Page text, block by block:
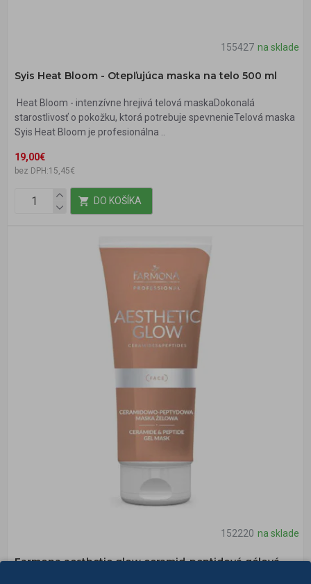
155427 na sklade
Syis Heat Bloom - Otepľujúca maska na telo 500 ml
Heat Bloom - intenzívne hrejivá telová maskaDokonalá
starostlivosť o pokožku, ktorá potrebuje spevnenieTelová maska
Syis Heat Bloom je profesionálna ..
19,00€
bez DPH:15,45€
DO KOŠÍKA
152220 na sklade
Farmona aesthetic glow ceramid-peptidová gélová